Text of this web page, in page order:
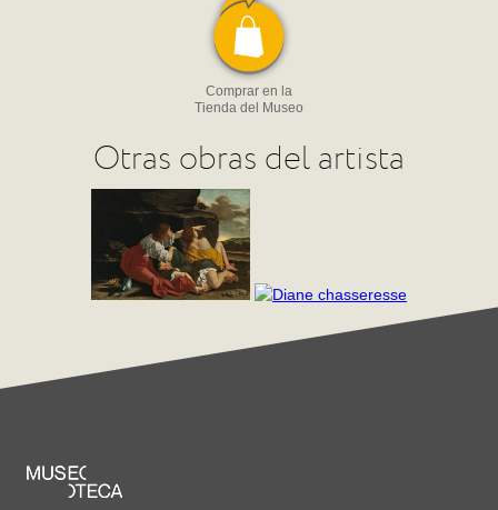
Comprar en la
Tienda del Museo
Otras obras del artista